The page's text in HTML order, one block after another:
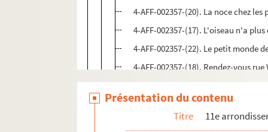
4-AFF-002357-(20). La noce chez
4-AFF-002357-(17). L'oiseau n'a
4-AFF-002357-(22). Le petit monde
4-AFF-002357-(18). Rendez-vous
Présentation du contenu
Titre 11e